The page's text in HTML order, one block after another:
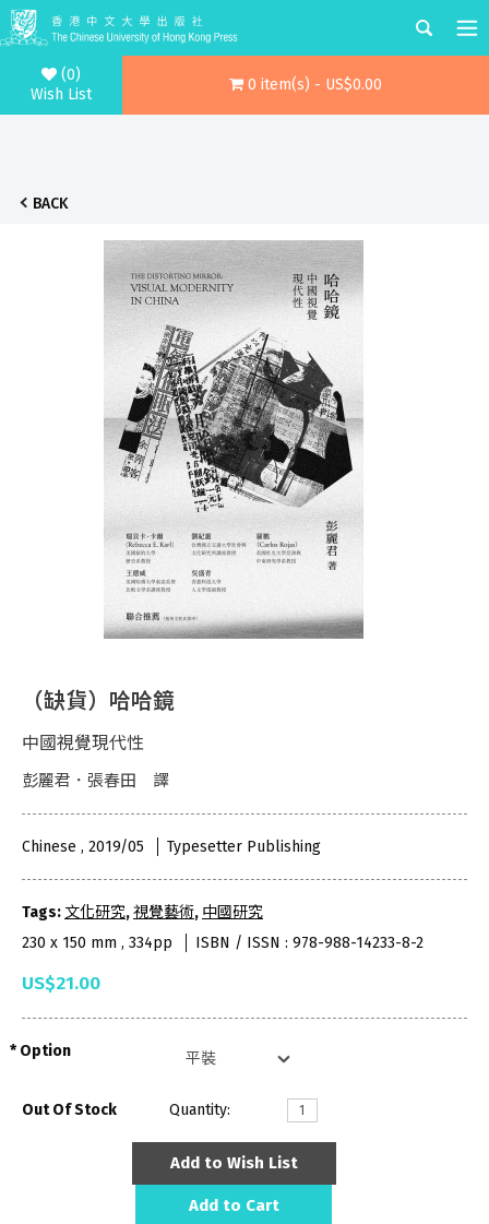
(0)
Wish List
0 item(s) - US$0.00
BACK
（缺貨）哈哈鏡
中國視覺現代性
彭麗君．張春田 譯
Chinese , 2019/05 Typesetter Publishing
Tags: 文化研究,視覺藝術, 中國研究
230 x 150 mm , 334pp
ISBN / ISSN : 978-988-14233-8-2
US$21.00
Option
Out Of Stock Quantity:
Add to Wish List
Add to Cart